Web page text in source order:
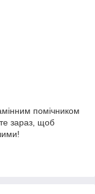
помічником
зараз, щоб